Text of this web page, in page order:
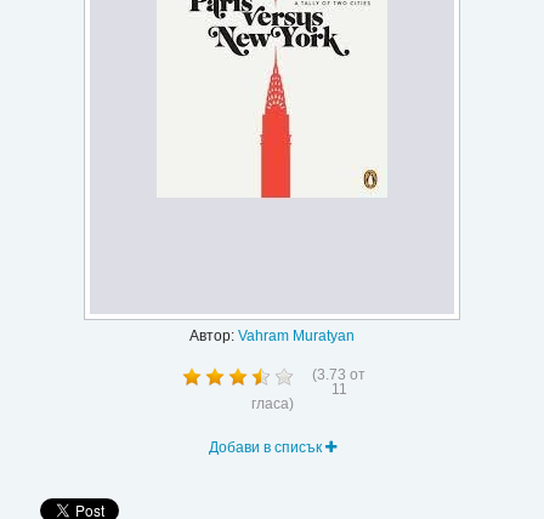
Автор: Vahram Muratyan
(3.73 от
11
гласа)
Добави в списък